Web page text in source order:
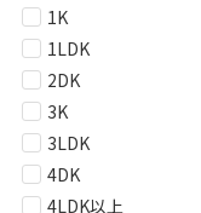
1K
1LDK
2DK
3K
3LDK
4DK
4LDK以上